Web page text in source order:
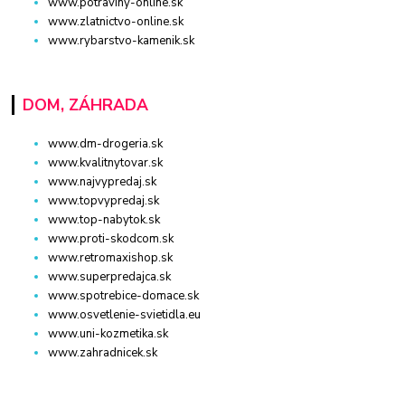
www.zlatnictvo-online.sk
www.rybarstvo-kamenik.sk
DOM, ZÁHRADA
www.dm-drogeria.sk
www.kvalitnytovar.sk
www.najvypredaj.sk
www.topvypredaj.sk
www.top-nabytok.sk
www.proti-skodcom.sk
www.retromaxishop.sk
www.superpredajca.sk
www.spotrebice-domace.sk
www.osvetlenie-svietidla.eu
www.uni-kozmetika.sk
www.zahradnicek.sk